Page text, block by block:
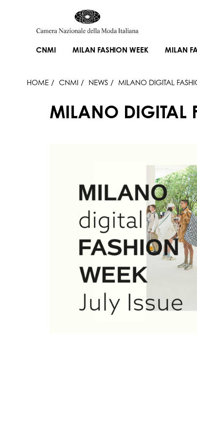
CNMI MILAN FASHION WEEK MILAN
HOME CNMI NEWS MILANO DIGITAL
MILANO DIGITAL